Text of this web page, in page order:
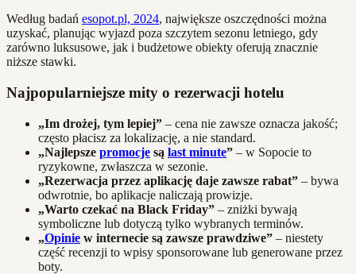
Według badań esopot.pl, 2024, największe oszczędności można
uzyskać, planując wyjazd poza szczytem sezonu letniego, gdy
zarówno luksusowe, jak i budżetowe obiekty oferują znacznie
niższe stawki.
Najpopularniejsze mity o rezerwacji hotelu
„Im drożej, tym lepiej” – cena nie zawsze oznacza jakość;
często płacisz za lokalizację, a nie standard.
„Najlepsze promocje są last minute” – w Sopocie to
ryzykowne, zwłaszcza w sezonie.
„Rezerwacja przez aplikację daje zawsze rabat” – bywa
odwrotnie, bo aplikacje naliczają prowizje.
„Warto czekać na Black Friday” – zniżki bywają
symboliczne lub dotyczą tylko wybranych terminów.
„Opinie w internecie są zawsze prawdziwe” – niestety
część recenzji to wpisy sponsorowane lub generowane przez
boty.